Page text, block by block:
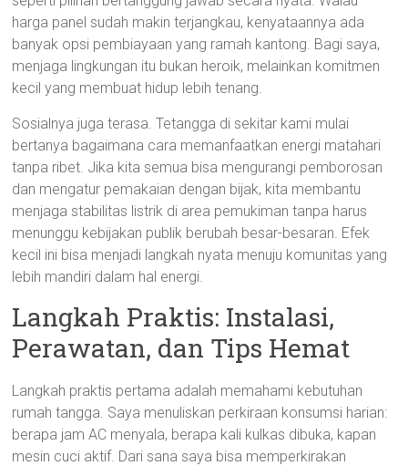
harga panel sudah makin terjangkau, kenyataannya ada
banyak opsi pembiayaan yang ramah kantong. Bagi saya,
menjaga lingkungan itu bukan heroik, melainkan komitmen
kecil yang membuat hidup lebih tenang.
Sosialnya juga terasa. Tetangga di sekitar kami mulai
bertanya bagaimana cara memanfaatkan energi matahari
tanpa ribet. Jika kita semua bisa mengurangi pemborosan
dan mengatur pemakaian dengan bijak, kita membantu
menjaga stabilitas listrik di area pemukiman tanpa harus
menunggu kebijakan publik berubah besar-besaran. Efek
kecil ini bisa menjadi langkah nyata menuju komunitas yang
lebih mandiri dalam hal energi.
Langkah Praktis: Instalasi,
Perawatan, dan Tips Hemat
Langkah praktis pertama adalah memahami kebutuhan
rumah tangga. Saya menuliskan perkiraan konsumsi harian:
berapa jam AC menyala, berapa kali kulkas dibuka, kapan
mesin cuci aktif. Dari sana saya bisa memperkirakan